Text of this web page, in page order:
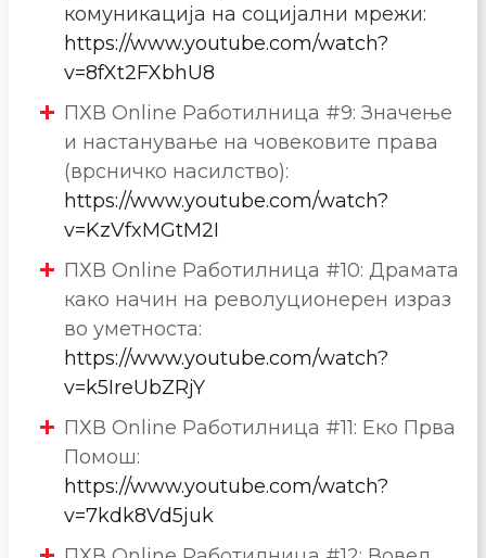
комуникација на социјални мрежи:
https://www.youtube.com/watch?
v=8fXt2FXbhU8
ПХВ Online Работилница #9: Значење
и настанување на човековите права
(врсничко насилство):
https://www.youtube.com/watch?
v=KzVfxMGtM2I
ПХВ Online Работилница #10: Драмата
како начин на револуционерен израз
во уметноста:
https://www.youtube.com/watch?
v=k5IreUbZRjY
ПХВ Online Работилница #11: Еко Прва
Помош:
https://www.youtube.com/watch?
v=7kdk8Vd5juk